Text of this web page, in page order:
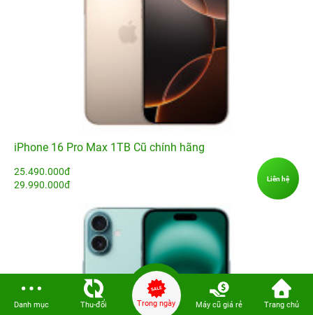
iPhone 16 Pro Max 1TB Cũ chính hãng
25.490.000đ
29.990.000đ
Danh mục Thu-đổi Trong ngày Máy cũ giá rẻ Trang chủ
Liên hệ